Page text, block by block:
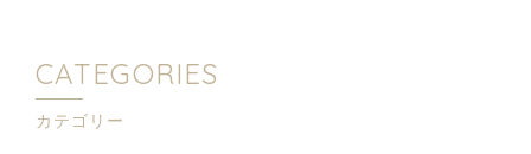
CATEGORIES
カテゴリー